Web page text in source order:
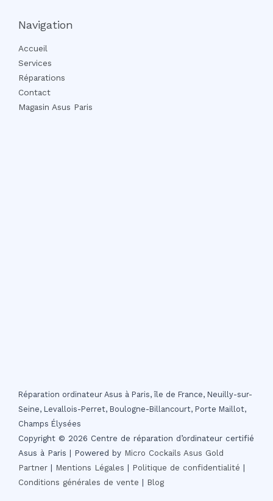
Navigation
Accueil
Services
Réparations
Contact
Magasin Asus Paris
Réparation ordinateur Asus à Paris, île de France, Neuilly-sur-
Seine, Levallois-Perret, Boulogne-Billancourt, Porte Maillot,
Champs Élysées
Copyright © 2026 Centre de réparation d’ordinateur certifié
Asus à Paris | Powered by Micro Cockails Asus Gold
Partner | Mentions Légales | Politique de confidentialité |
Conditions générales de vente | Blog